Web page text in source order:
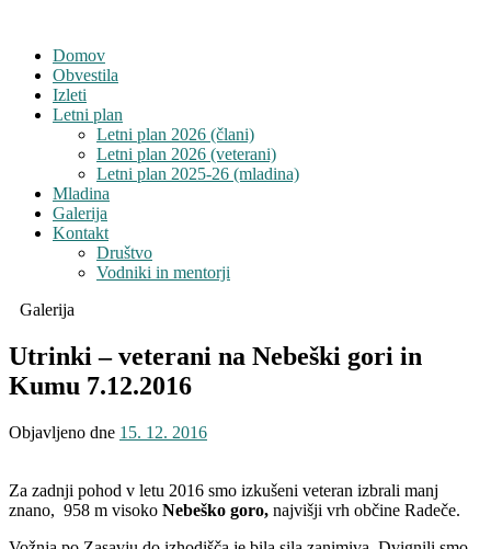
Domov
Obvestila
Izleti
Letni plan
Letni plan 2026 (člani)
Letni plan 2026 (veterani)
Letni plan 2025-26 (mladina)
Mladina
Galerija
Kontakt
Društvo
Vodniki in mentorji
Galerija
Utrinki – veterani na Nebeški gori in
Kumu 7.12.2016
Objavljeno dne 15. 12. 2016
Za zadnji pohod v letu 2016 smo izkušeni veteran izbrali manj
znano, 958 m visoko Nebeško goro, najvišji vrh občine Radeče.